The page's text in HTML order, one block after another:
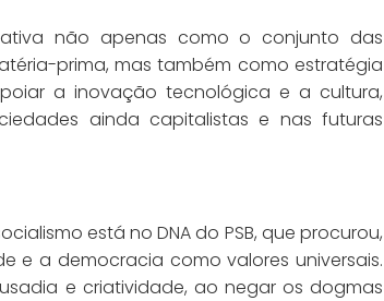
não apenas como o conjunto das
prima, mas também como estratégia
a inovação tecnológica e a cultura,
ainda capitalistas e nas futuras
está no DNA do PSB, que procurou,
e a democracia como valores universais.
e criatividade, ao negar os dogmas